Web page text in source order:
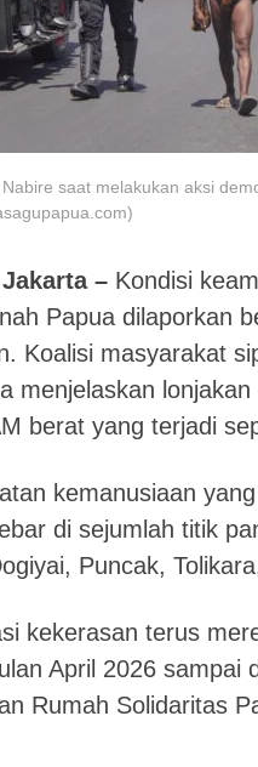
saat melakukan aksi
– Kondisi
Papua dilaporkan
Koalisi masyarakat
menjelaskan
berat yang terjadi
kemanusiaan
di sejumlah titik
Puncak,
kekerasan terus
April 2026 sampai
Rumah Solidaritas